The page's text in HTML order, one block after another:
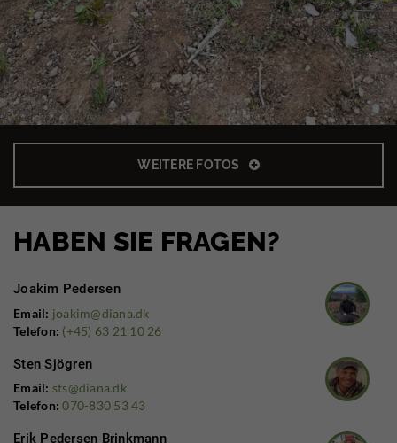
WEITERE FOTOS
HABEN SIE FRAGEN?
Joakim Pedersen
Email: joakim@diana.dk
Telefon: (+45) 63 21 10 26
Sten Sjögren
Email: sts@diana.dk
Telefon: 070-830 53 43
Erik Pedersen Brinkmann